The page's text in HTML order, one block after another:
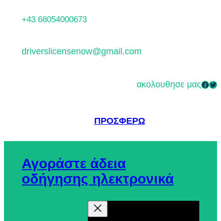
+43 68054000673
driverslicensenow@gmail.com
ακολουθησε μαςFacebook Twitter
ΠΡΟΣΦΈΡΩ
Αγοράστε άδεια
οδήγησης ηλεκτρονικά